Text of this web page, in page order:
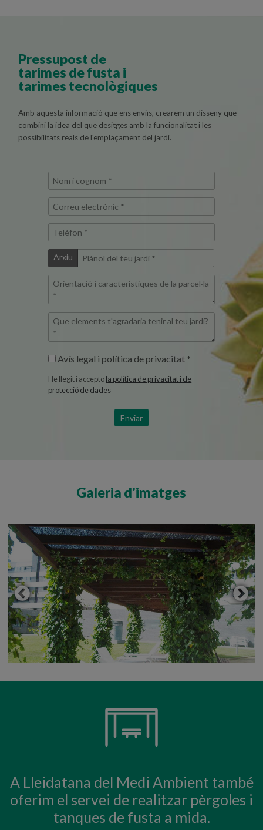
Pressupost de
tarimes de fusta i
tarimes tecnològiques
Amb aquesta informació que ens enviïs, crearem un disseny que
combini la idea del que desitges amb la funcionalitat i les
possibilitats reals de l'emplaçament del jardí.
Nom
i
cognom
Correu
electrònic
Telèfon
*
Plànol
del
teu
jardí
*
Arxiu
Orientació
de
*
Que
elements
tenir
al
teu
Avís legal i política de privacitat *
He llegit i acceptola política de privacitat i de
protecció de dades
Enviar
Galeria d'imatges
A Lleidatana del Medi Ambient també
oferim el servei de realitzar pèrgoles i